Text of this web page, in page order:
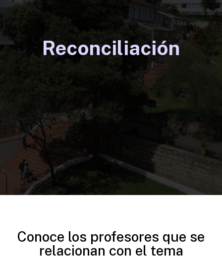
Reconciliación
Conoce los profesores que se
relacionan con el tema